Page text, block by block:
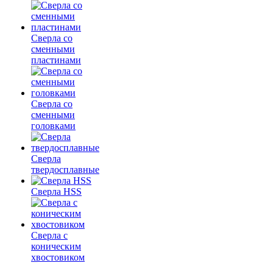
Сверла со
сменными
пластинами
Сверла со
сменными
головками
Сверла
твердосплавные
Сверла HSS
Сверла с
коническим
хвостовиком